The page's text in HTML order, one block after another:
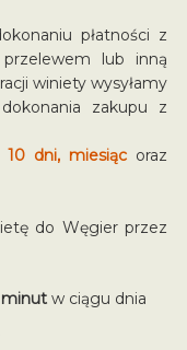
płatności z
lub inną
winiety wysyłamy
zakupu z
10 dni, miesiąc oraz
do Węgier przez
minutw ciągu dnia